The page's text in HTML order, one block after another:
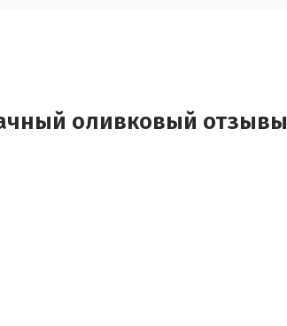
оливковый отзывы